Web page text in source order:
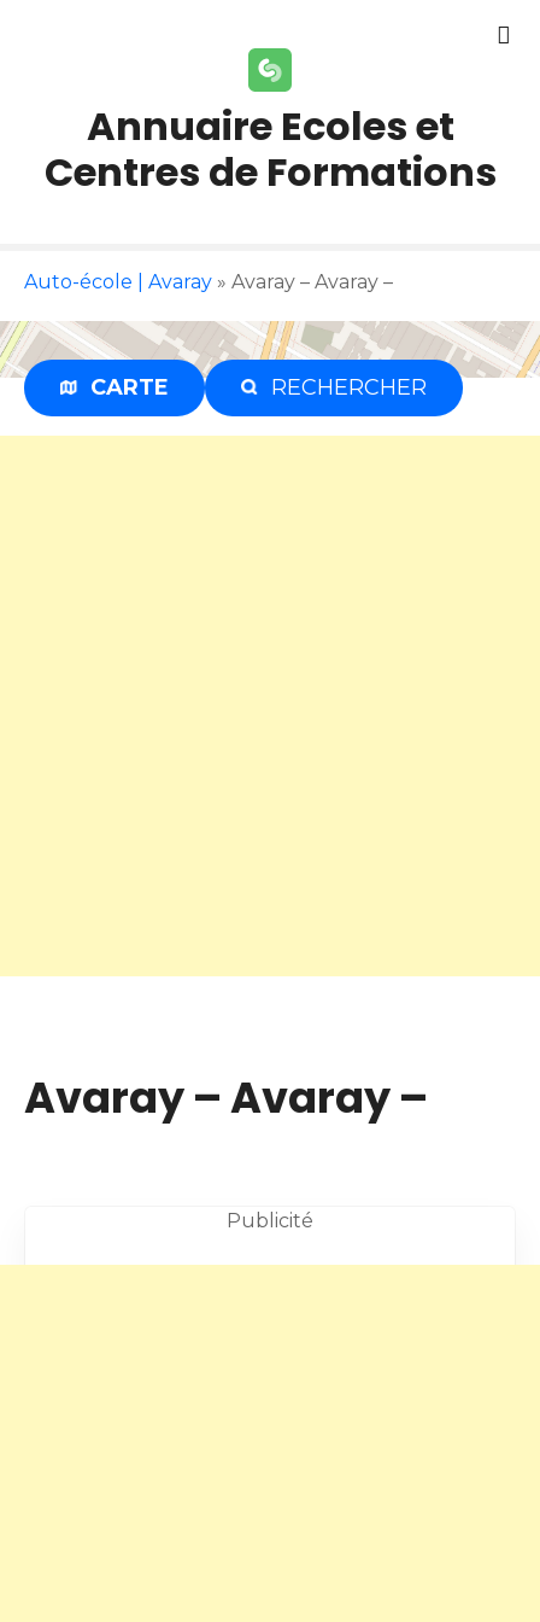
n
t
Annuaire Ecoles et
Centres de Formations
Auto-école | Avaray » Avaray – Avaray –
CARTE RECHERCHER
Publicité
Avaray – Avaray –
Publicité